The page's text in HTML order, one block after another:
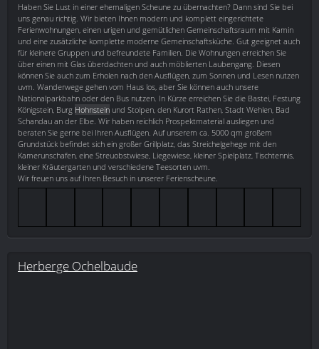
Haben Sie Lust in einer ehemaligen Scheune zu übernachten? Dann sind Sie bei
uns genau richtig. Wir bieten Ihnen modern und komplett eingerichtete
Ferienwohnungen, einen urigen und gemütlichen Gemeinschaftsraum mit Kamin
und eine zusätzliche komplette moderne Gemeinschaftsküche. Gut geeignet auch
für kleinere Gruppen und befreundete Familien. Die Wohnungen erreichen Sie
über einen mit Glas überdachten und auch möblierten Laubengang. Diesen
können Sie auch zum Erholen nach den Ausflügen, zum Sonnen und Lesen nutzen
uvm. Wanderwege gehen vom Haus los, aber Sie können auch unsere
Nationalparkbahn oder den Bus nutzen. In Kürze erreichen Sie die Bastei, Festung
Königstein, Burg Hohnstein und Stolpen, den Kurort Rathen, Stadt Wehlen, Bad
Schandau an der Elbe. Wir haben reichlich Prospektmaterial ausliegen und
beraten Sie gerne bei Ihren Ausflügen. Auf unserem ca. 5000 qm großem
Grundstück befindet sich ein großer Grillplatz, das Streichelgehege mit den
Kamerunschafen, eine Streuobstwiese, Liegewiese, kleiner Spielplatz, Tischtennis,
kleiner Kräutergarten und verschiedene Teesorten uvm.
Wir freuen uns auf Ihren Besuch in unserer Ferienscheune.
Herberge Ochelbaude